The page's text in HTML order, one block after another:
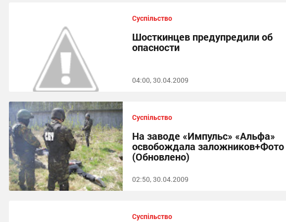
Суспільство
Шосткинцев предупредили об
опасности
04:00, 30.04.2009
Суспільство
На заводе «Импульс» «Альфа»
освобождала заложников+Фото
(Обновлено)
02:50, 30.04.2009
Суспільство